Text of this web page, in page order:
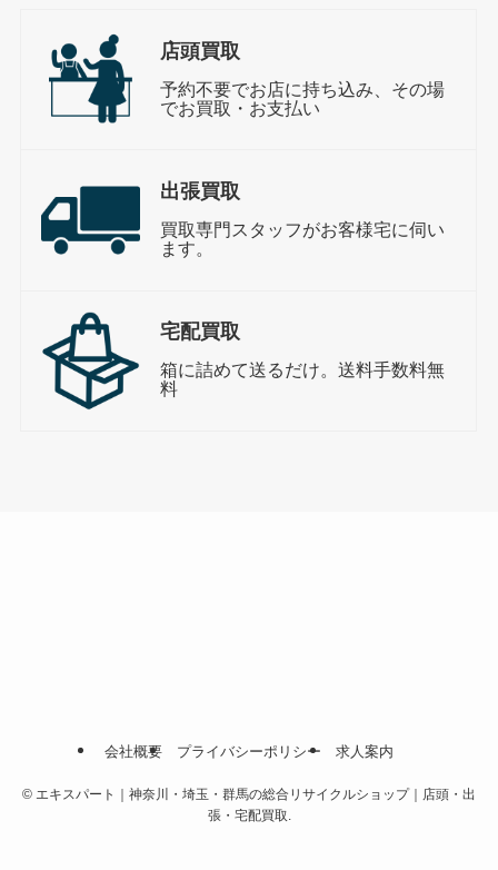
店頭買取
予約不要でお店に持ち込み、その場
でお買取・お支払い
出張買取
買取専門スタッフがお客様宅に伺い
ます。
宅配買取
箱に詰めて送るだけ。送料手数料無
料
会社概要 プライバシーポリシー 求人案内
© エキスパート｜神奈川・埼玉・群馬の総合リサイクルショップ｜店頭・出
張・宅配買取.